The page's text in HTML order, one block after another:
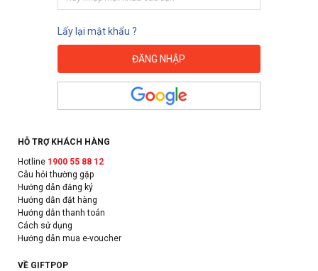
Lấy lại mật khẩu ?
HỖ TRỢ KHÁCH HÀNG
Hotline 1900 55 88 12
Câu hỏi thường gặp
Hướng dẫn đăng ký
Hướng dẫn đặt hàng
Hướng dẫn thanh toán
Cách sử dụng
Hướng dẫn mua e-voucher
VỀ GIFTPOP